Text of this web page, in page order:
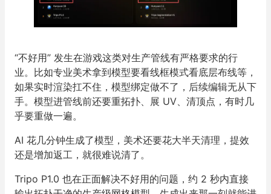
“不好用” 发生在游戏这类对生产管线有严格要求的行
业。比如专业美术拿到模型要看线框模式看底层布线等，
如果实时渲染扛不住，模型绑定做不了，后续编辑无从下
手。模型进管线前还要重拓扑、展 UV、清顶点，有时几
乎要重做一遍。
AI 花几分钟生成了模型，美术还要花大半天清理，提效
还是增加返工，就很难说清了。
Tripo P1.0 也在正面解决不好用的问题，约 2 秒内直接